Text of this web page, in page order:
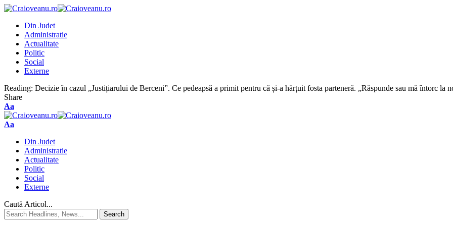
Din Judet
Administratie
Actualitate
Politic
Social
Externe
Reading: Decizie în cazul „Justițiarului de Berceni”. Ce pedeapsă a primit pentru că și-a hărțuit fosta parteneră. „Răspunde sau mă întorc la
Share
Aa
Aa
Din Judet
Administratie
Actualitate
Politic
Social
Externe
Caută Articol...